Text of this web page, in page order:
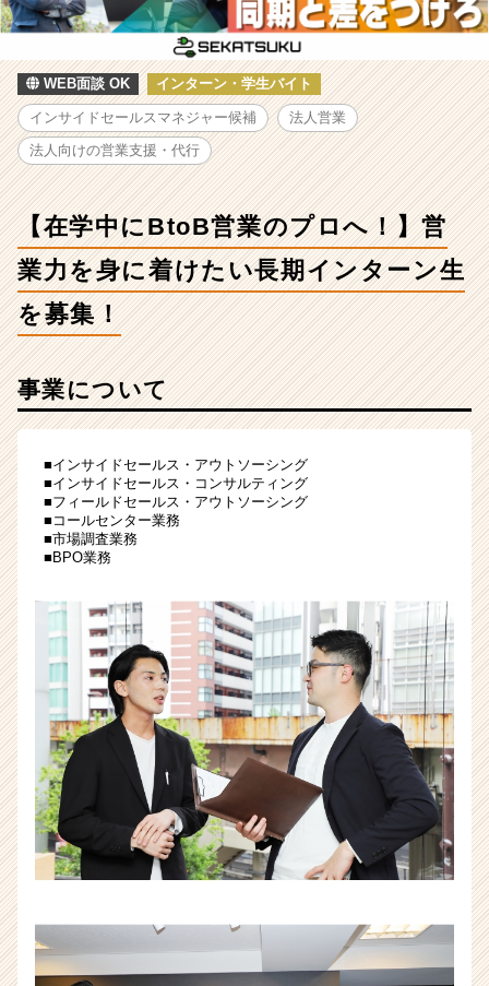
プ
ロ
へ！】
営
業
力
を
着
た
い
ー
生
募
ン
チ
ャ
ー・
成
長
企
業
か
ら
ス
カ
ウ
が
届
く
WEB面談 OK インターン・学生バイト
インサイドセールスマネジャー候補 法人営業
法人向けの営業支援・代行
【在学中にBtoB営業のプロへ！】営
業力を身に着けたい長期インターン生
を募集！
事業について
■インサイドセールス・アウトソーシング
■インサイドセールス・コンサルティング
■フィールドセールス・アウトソーシング
■コールセンター業務
■市場調査業務
■BPO業務